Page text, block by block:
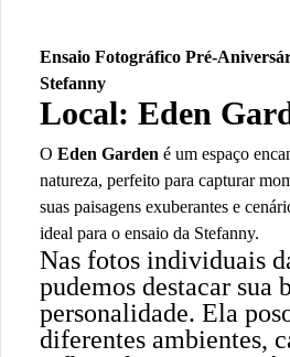
Ensaio Fotográfico Pré-
Stefanny
Local: Eden
O Eden Garden é um espaço
natureza, perfeito para capturar
suas paisagens exuberantes e
ideal para o ensaio da Stefanny.
Nas fotos individuais
pudemos destacar sua
personalidade. Ela
diferentes ambientes,